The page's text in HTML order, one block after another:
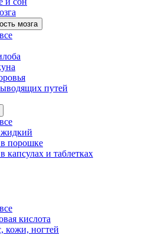
мозга
путей
жидкий
порошке
капсулах и таблетках
кислота
кожи, ногтей